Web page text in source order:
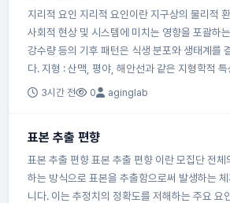
지리적 요인 지리적 요인이란 지구상의 물리적
사회적 현상 및 시스템에 미치는 영향을 포괄하
강수량 등의 기후 패턴은 식생 분포와 생태계를
다. 지형 : 산맥, 평야, 해안선과 같은 지형학적
3시간 전 0 aginglab
표본 추출 편향
표본 추출 편향 표본 추출 편향 이란 모집단 전체
하는 방식으로 표본을 추출함으로써 발생하는
니다. 이는 추정치의 정확도를 저해하는 주요 요